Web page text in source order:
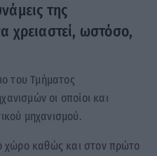
της
χρειαστεί, ωστόσο,
του Τμήματος
οι οποίοι και
μηχανισμού.
χώρο καθώς και στον πρώτο